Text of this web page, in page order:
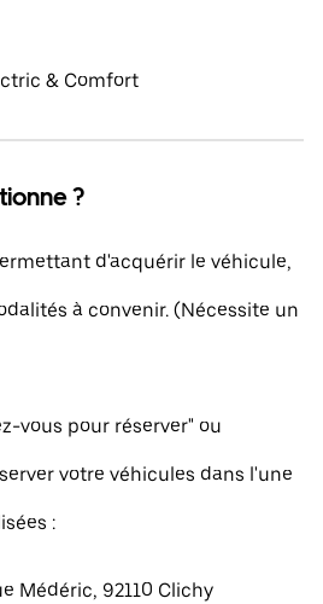
& Comfort
?
d'acquérir le véhicule,
à convenir. (Nécessite un
vous pour réserver" ou
votre véhicules dans l'une
:
Médéric, 92110 Clichy